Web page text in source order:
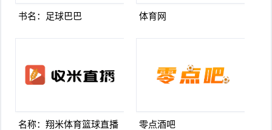
书名：足球巴巴 体育网
名称：翔米体育篮球直播 零点酒吧